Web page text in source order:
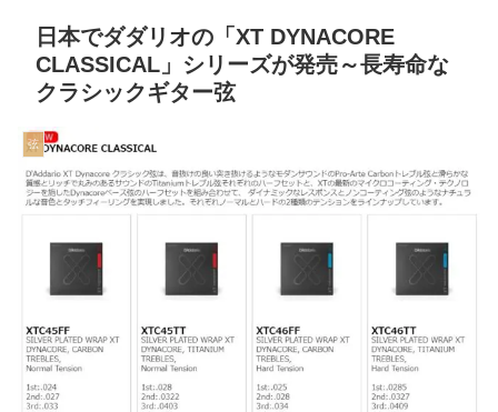
日本でダダリオの「XT DYNACORE
CLASSICAL」シリーズが発売～長寿命な
クラシックギター弦
弦